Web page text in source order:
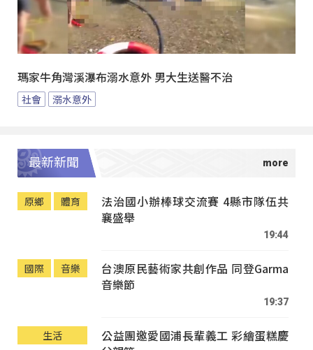
瑪家牛角灣溪瀑布溺水意外 男大生送醫不治
社會 溺水意外
最新新聞
原鄉 體育
法治國小辦棒球交流賽 4縣市隊伍共
襄盛舉
19:44
國際 音樂
台澳原民藝術家共創作品 同登Garma
音樂節
19:37
生活
公益團邀愛國浦長輩義工 彩繪蛋糕慶